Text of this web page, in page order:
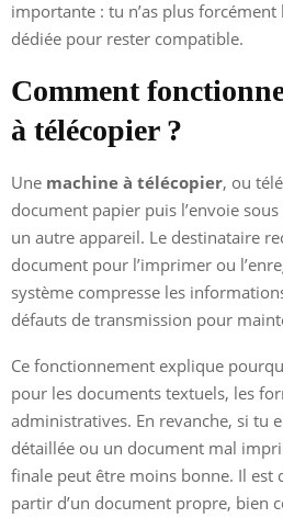
importante : tu n’as plus forcément
dédiée pour rester compatible.
Comment
à télécopier ?
Une machine à télécopier, ou
document papier puis l’envoie
un autre appareil. Le destinataire
document pour l’imprimer ou
système compresse les
défauts de transmission pour
Ce fonctionnement explique
pour les documents textuels, les
administratives. En revanche, si tu
détaillée ou un document mal
finale peut être moins bonne. Il est
partir d’un document propre, bien